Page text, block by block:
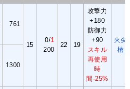
761
15
0/1
200
22 19
攻撃力
+180
防御力
+90
スキル
再使用
時
間-25%
火尖
槍
1300